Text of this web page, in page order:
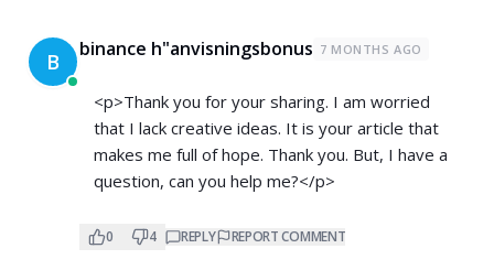
B binance h"anvisningsbonus 7 MONTHS AGO
<p>Thank you for your sharing. I am worried
that I lack creative ideas. It is your article that
makes me full of hope. Thank you. But, I have a
question, can you help me?</p>
0 4 REPLY REPORT COMMENT